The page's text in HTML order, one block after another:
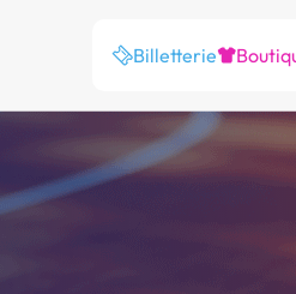
Billetterie